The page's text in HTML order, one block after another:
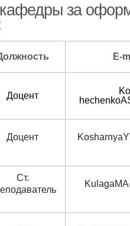
кафедры за
E-
​Доцент​
Доцент
Ст.